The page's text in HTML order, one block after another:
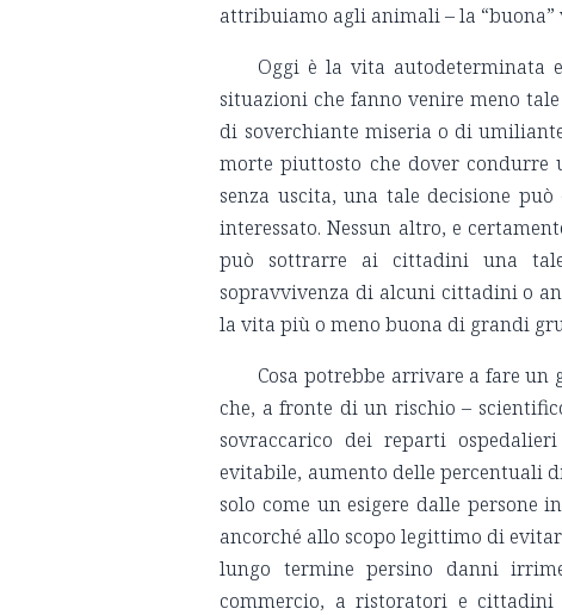
attribuiamo agli animali – la “buona”
Oggi è la vita autodeterminata
situazioni che fanno venire meno
di soverchiante miseria o di
morte piuttosto che dover condurre
senza uscita, una tale decisione
interessato. Nessun altro, e
può sottrarre ai cittadini una
sopravvivenza di alcuni cittadini o
la vita più o meno buona di grandi
Cosa potrebbe arrivare a fare un
che, a fronte di un rischio –
sovraccarico dei reparti
evitabile, aumento delle percentuali
solo come un esigere dalle persone
ancorché allo scopo legittimo di
lungo termine persino danni
commercio, a ristoratori e cittadini